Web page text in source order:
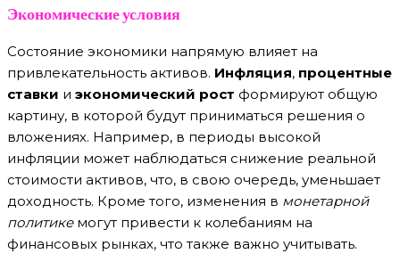
Экономические условия
Состояние экономики напрямую влияет на
привлекательность активов. Инфляция, процентные
ставки и экономический рост формируют общую
картину, в которой будут приниматься решения о
вложениях. Например, в периоды высокой
инфляции может наблюдаться снижение реальной
стоимости активов, что, в свою очередь, уменьшает
доходность. Кроме того, изменения в монетарной
политикемогут привести к колебаниям на
финансовых рынках, что также важно учитывать.